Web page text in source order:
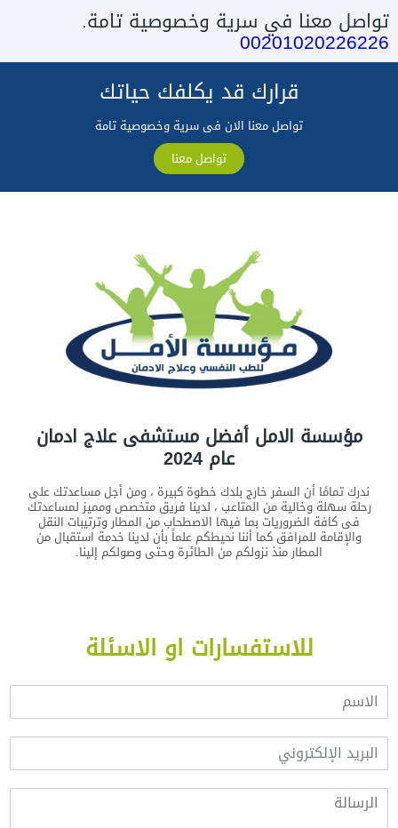
تواصل معنا في سرية وخصوصية تامة.
00201020226226
قرارك قد يكلفك حياتك
تواصل معنا الان فى سرية وخصوصية تامة
تواصل معنا
مؤسسة الامل أفضل مستشفى علاج ادمان
عام 2024
ندرك تمامًا أن السفر خارج بلدك خطوة كبيرة ، ومن أجل مساعدتك على
رحلة سهلة وخالية من المتاعب ، لدينا فريق متخصص ومميز لمساعدتك
فى كافة الضروريات بما فيها الاصطحاب من المطار وترتيبات النقل
والإقامة للمرافق كما أننا نحيطكم علماً بأن لدينا خدمة استقبال من
المطار منذ نزولكم من الطائرة وحتى وصولكم إلينا.
للاستفسارات او الاسئلة
ا
ا
س
م
*
ا
ب
را